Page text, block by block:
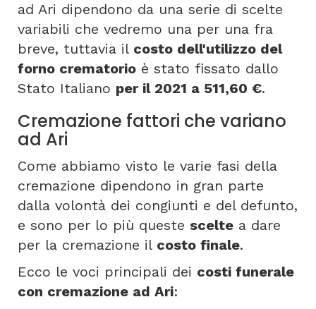
ad Ari dipendono da una serie di scelte
variabili che vedremo una per una fra
breve, tuttavia il costo dell'utilizzo del
forno crematorio è stato fissato dallo
Stato Italiano per il 2021 a 511,60 €.
Cremazione fattori che variano
ad Ari
Come abbiamo visto le varie fasi della
cremazione dipendono in gran parte
dalla volontà dei congiunti e del defunto,
e sono per lo più queste scelte a dare
per la cremazione il costo finale.
Ecco le voci principali dei costi funerale
con cremazione ad Ari: